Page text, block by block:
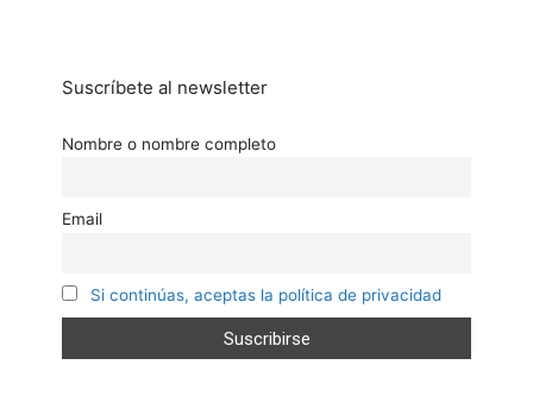
Suscríbete al newsletter
Nombre o nombre completo
Email
Si continúas, aceptas la política de privacidad